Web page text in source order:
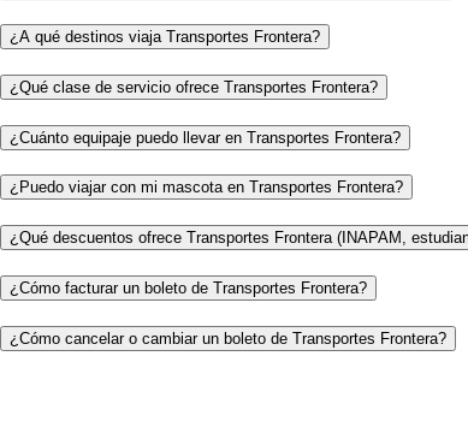
¿A qué destinos viaja Transportes Frontera?
¿Qué clase de servicio ofrece Transportes Frontera?
¿Cuánto equipaje puedo llevar en Transportes Frontera?
¿Puedo viajar con mi mascota en Transportes Frontera?
¿Qué descuentos ofrece Transportes Frontera (INAPAM,
¿Cómo facturar un boleto de Transportes Frontera?
¿Cómo cancelar o cambiar un boleto de Transportes Frontera?